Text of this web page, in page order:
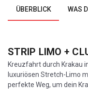
ÜBERBLICK WAS
STRIP LIMO +
Kreuzfahrt durch Krakau
luxuriösen Stretch-Limo
perfekte Weg, um dein